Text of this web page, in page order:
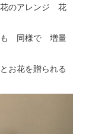
花のアレンジ 花
も 同様で 増量
お花を贈られる